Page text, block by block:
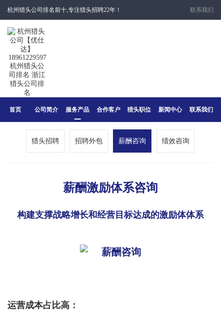
杭州猎头公司排名前十,专注猎头招聘22年！ 联系我们
首页 公司简介 服务产品 合作客户 猎头职位 新闻中心 联系我们
猎头招聘 招聘外包 薪酬咨询 绩效咨询
薪酬激励体系咨询
构建支撑战略增长和经营目标达成的激励体体系
运营成本占比高：